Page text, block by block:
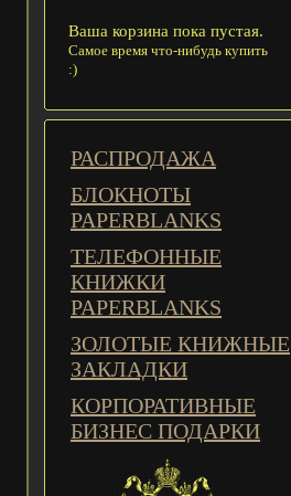
Ваша корзина пока пустая.
Самое время что-нибудь купить
:)
РАСПРОДАЖА
БЛОКНОТЫ
PAPERBLANKS
ТЕЛЕФОННЫЕ
КНИЖКИ
PAPERBLANKS
ЗОЛОТЫЕ КНИЖНЫЕ
ЗАКЛАДКИ
КОРПОРАТИВНЫЕ
БИЗНЕС ПОДАРКИ